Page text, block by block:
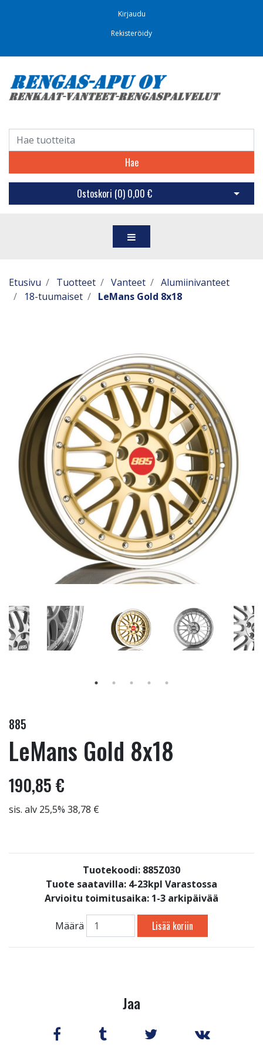
Kirjaudu
Rekisteröidy
Hae
Ostoskori (0) 0,00 € Avaa
Etusivu Tuotteet Vanteet
Alumiinivanteet
18-tuumaiset
LeMans Gold 8x18
885
LeMans Gold 8x18
190,85 €
sis. alv 25,5% 38,78 €
Tuotekoodi: 885Z030
Tuote saatavilla: 4-23kpl Varastossa
Arvioitu toimitusaika: 1-3 arkipäivää
Määrä Lisää koriin
Jaa